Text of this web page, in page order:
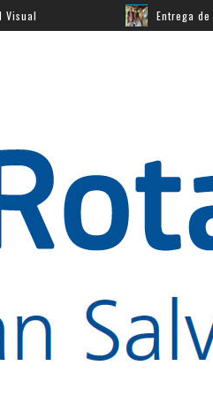
Entrega de una